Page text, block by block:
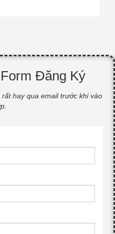
Đăng Ký
hay qua email trước khi vào